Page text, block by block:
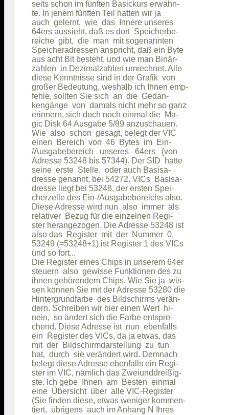
seits schon im fünften Basickurs erwähn-
te. In jenem fünften Teil hatten wir ja
auch  gelernt,  wie  das  Innere unseres
64ers aussieht, daß es dort  Speicherbe-
reiche  gibt,  die  man  mit sogenannten
Speicheradressen anspricht, daß ein Byte
aus acht Bit besteht, und wie man Binär-
zahlen  in Dezimalzahlen umrechnet. Alle
diese Kenntnisse sind in der Grafik  von
großer Bedeutung, weshalb ich Ihnen emp-
fehle, sollten Sie sich  an  die  Gedan-
kengänge  von  damals nicht mehr so ganz
erinnern, sich doch noch einmal die  Ma-
gic Disk 64 Ausgabe 5/89 anzuschauen.
Wie  also  schon  gesagt, belegt der VIC
einen  Bereich  von  46  Bytes  im  Ein-
/Ausgabebereich   unseres   64ers   (von
Adresse 53248 bis 57344). Der SID  hatte
seine  erste  Stelle,  oder auch Basisa-
dresse genannt, bei 54272. VICs  Basisa-
dresse liegt bei 53248, der ersten Spei-
cherzelle des Ein-/Ausgabebereichs also.
Diese Adresse wird nun  also  immer  als
relativer  Bezug für die einzelnen Regi-
ster herangezogen. Die Adresse 53248 ist
also das  Register  mit  der  Nummer  0,
53249 (=53248+1) ist Register 1 des VICs
und so fort...
Die Register eines Chips in unserem 64er
steuern  also  gewisse Funktionen des zu
ihnen gehörendem Chips. Wie Sie ja  wis-
sen können Sie mit der Adresse 53280 die
Hintergrundfarbe  des Bildschirms verän-
dern. Schreiben wir hier einen Wert  hi-
nein,  so ändert sich die Farbe entspre-
chend. Diese Adresse ist  nun  ebenfalls
ein  Register des VICs, da ja etwas, das
mit  der  Bildschirmdarstellung  zu  tun
hat,  durch  sie verändert wird. Demnach
belegt diese Adresse ebenfalls ein Regi-
ster im VIC, nämlich das Zweiunddreißig-
ste. Ich gebe  Ihnen  am  Besten  einmal
eine  Übersicht  über  alle VIC-Register
(Sie finden diese, etwas weniger kommen-
tiert,  übrigens  auch im Anhang N Ihres